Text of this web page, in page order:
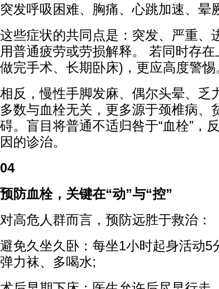
突发呼吸困难、胸痛、心跳加速、
这些症状的共同点是：突发、严重、
用普通疲劳或劳损解释。 若同时存
做完手术、长期卧床)，更应高度警惕
相反，慢性手脚发麻、偶尔头晕、乏
多数与血栓无关，更多源于颈椎病、
碍。盲目将普通不适归咎于“血栓”，
因的诊治。
04
预防血栓，关键在“动”与“控”
对高危人群而言，预防远胜于救治：
避免久坐久卧：每坐1小时起身活动5
弹力袜、多喝水;